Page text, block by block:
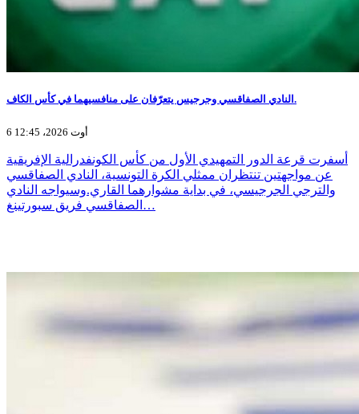
النادي الصفاقسي وجرجيس يتعرّفان على منافسيهما في كأس الكاف.
6 أوت 2026، 12:45
أسفرت قرعة الدور التمهيدي الأول من كأس الكونفدرالية الإفريقية
عن مواجهتين تنتظران ممثلي الكرة التونسية، النادي الصفاقسي
والترجي الجرجيسي، في بداية مشوارهما القاري.وسيواجه النادي
الصفاقسي فريق سبورتينغ…